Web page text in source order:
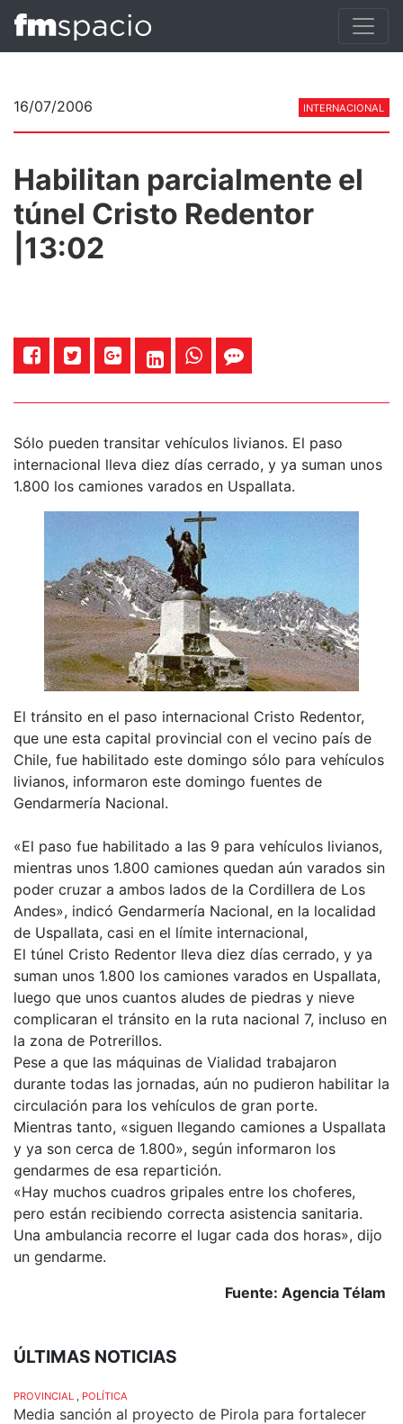
16/07/2006 INTERNACIONAL
Habilitan parcialmente el
túnel Cristo Redentor
|13:02
Sólo pueden transitar vehículos livianos. El paso
internacional lleva diez días cerrado, y ya suman unos
1.800 los camiones varados en Uspallata.
El tránsito en el paso internacional Cristo Redentor,
que une esta capital provincial con el vecino país de
Chile, fue habilitado este domingo sólo para vehículos
livianos, informaron este domingo fuentes de
Gendarmería Nacional.
«El paso fue habilitado a las 9 para vehículos livianos,
mientras unos 1.800 camiones quedan aún varados sin
poder cruzar a ambos lados de la Cordillera de Los
Andes», indicó Gendarmería Nacional, en la localidad
de Uspallata, casi en el límite internacional,
El túnel Cristo Redentor lleva diez días cerrado, y ya
suman unos 1.800 los camiones varados en Uspallata,
luego que unos cuantos aludes de piedras y nieve
complicaran el tránsito en la ruta nacional 7, incluso en
la zona de Potrerillos.
Pese a que las máquinas de Vialidad trabajaron
durante todas las jornadas, aún no pudieron habilitar la
circulación para los vehículos de gran porte.
Mientras tanto, «siguen llegando camiones a Uspallata
y ya son cerca de 1.800», según informaron los
gendarmes de esa repartición.
«Hay muchos cuadros gripales entre los choferes,
pero están recibiendo correcta asistencia sanitaria.
Una ambulancia recorre el lugar cada dos horas», dijo
un gendarme.
Fuente: Agencia Télam
ÚLTIMAS NOTICIAS
PROVINCIAL , POLÍTICA
Media sanción al proyecto de Pirola para fortalecer